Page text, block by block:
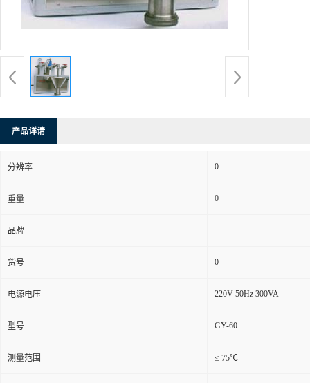
产品详请
分辨率 0
重量 0
品牌
货号 0
电源电压 220V 50Hz 300VA
型号 GY-60
测量范围 ≤ 75℃